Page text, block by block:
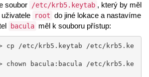
soubor
/etc/krb5.keytab , který by měl
root do jiné lokace a nastavíme
bacula měl k souboru přístup:
cp /etc/krb5.keytab /etc/krb5.ke
chown bacula:bacula /etc/krb5.ke